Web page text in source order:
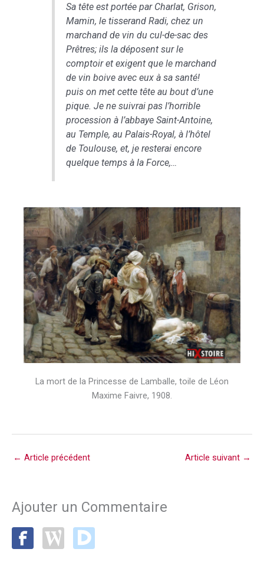
Sa tête est portée par Charlat, Grison,
Mamin, le tisserand Radi, chez un
marchand de vin du cul-de-sac des
Prêtres; ils la déposent sur le
comptoir et exigent que le marchand
de vin boive avec eux à sa santé!
puis on met cette tête au bout d’une
pique. Je ne suivrai pas l’horrible
procession à l’abbaye Saint-Antoine,
au Temple, au Palais-Royal, à l’hôtel
de Toulouse, et, je resterai encore
quelque temps à la Force,…
La mort de la Princesse de Lamballe, toile de Léon
Maxime Faivre, 1908.
← Article précédent Article suivant →
Ajouter un Commentaire